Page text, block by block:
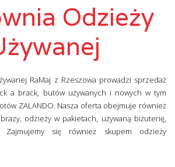
Odzieży
RaMaj z Rzeszowa prowadzi sprzedaż
a brack, butów używanych i nowych w tym
ZALANDO. Nasza oferta obejmuje również
odzieży w pakietach, używaną biżuterię,
się również skupem odzieży